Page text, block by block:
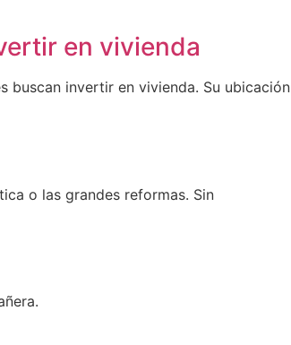
en vivienda
buscan invertir en vivienda. Su ubicación
o las grandes reformas. Sin